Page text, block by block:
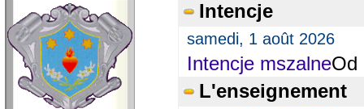
Intencje
samedi, 1 août 2026
Intencje mszalneOd
L'enseignement